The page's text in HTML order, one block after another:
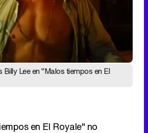
en El Royale" no
en La 1 (-3,5)
(+0,6)